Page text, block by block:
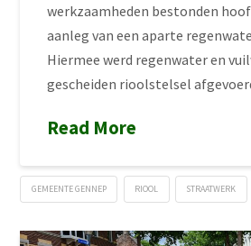
werkzaamheden bestonden
aanleg van een aparte
Hiermee werd regenwater en
gescheiden rioolstelsel
Read More
GEMEENTE GENNEP RIOOL STRAATWERK